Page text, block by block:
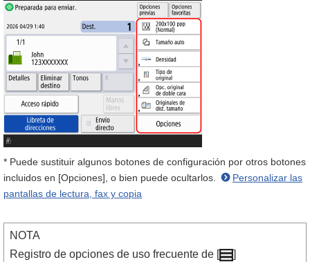
* Puede sustituir algunos botones de configuración por otros botones
incluidos en [Opciones], o bien puede ocultarlos.
Personalizar las
pantallas de lectura, fax y copia
NOTA
Registro de opciones de uso frecuente de [
]